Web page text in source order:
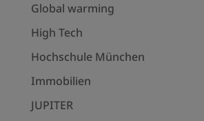
Global warming
High Tech
Hochschule München
Immobilien
JUPITER